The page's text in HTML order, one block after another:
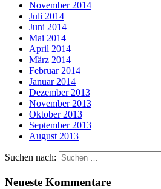
November 2014
Juli 2014
Juni 2014
Mai 2014
April 2014
März 2014
Februar 2014
Januar 2014
Dezember 2013
November 2013
Oktober 2013
September 2013
August 2013
Suchen nach:
Neueste Kommentare